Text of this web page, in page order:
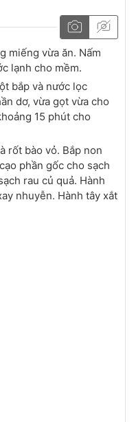
miếng vừa ăn. Nấm
lạnh cho mềm.
bắp và nước lọc
dơ, vừa gọt vừa cho
15 phút cho
rốt bào vỏ. Bắp non
phần gốc cho sạch
rau củ quả. Hành
nhuyễn. Hành tây xắt